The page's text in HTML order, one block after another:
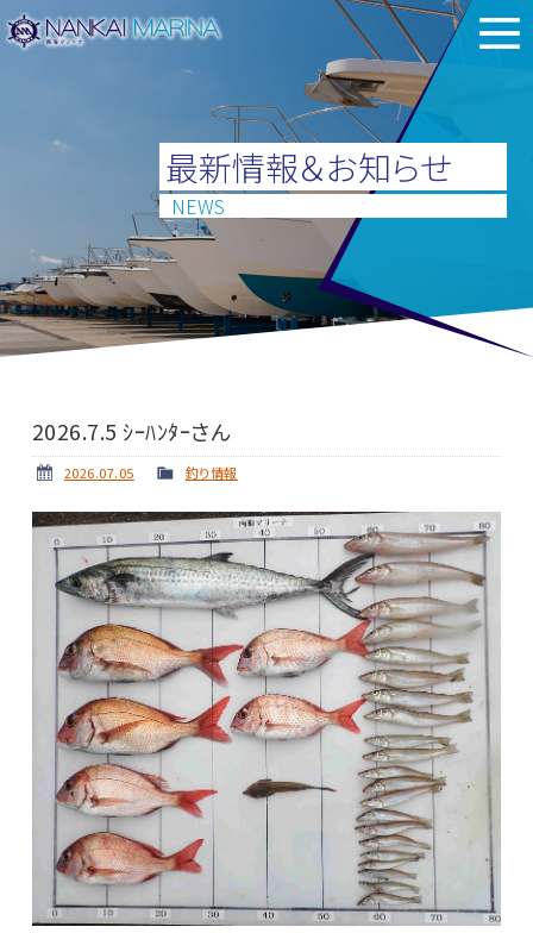
最新情報＆お知らせ
NEWS
2026.7.5 ｼｰﾊﾝﾀｰさん
2026.07.05 釣り情報